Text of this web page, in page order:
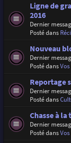
Ligne de
2016
Dernier
Posté dans
Nouveau
Dernier
Posté dans
Reportage
Dernier
Posté dans
Chasse à la
Dernier
Posté dans